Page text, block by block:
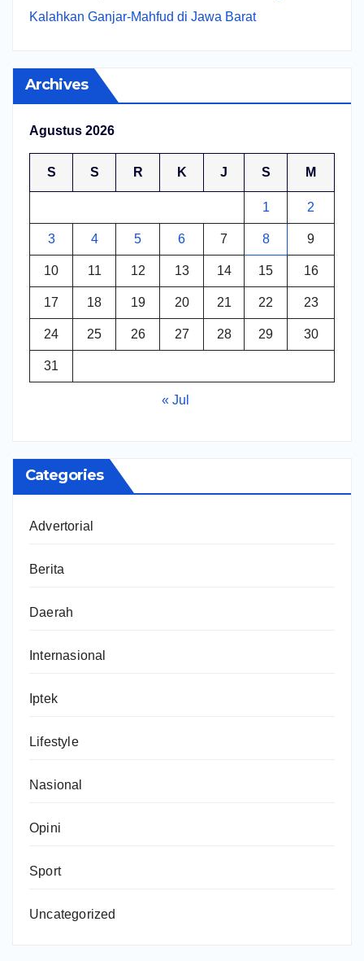
Kalahkan Ganjar-Mahfud di Jawa Barat
Archives
Agustus 2026
S S R K J S M
1 2
3 4 5 6 7 8 9
10 11 12 13 14 15 16
17 18 19 20 21 22 23
24 25 26 27 28 29 30
31
« Jul
Categories
Advertorial
Berita
Daerah
Internasional
Iptek
Lifestyle
Nasional
Opini
Sport
Uncategorized